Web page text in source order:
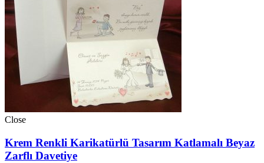
Close
Krem Renkli Karikatürlü Tasarım Katlamalı Beyaz
Zarflı Davetiye